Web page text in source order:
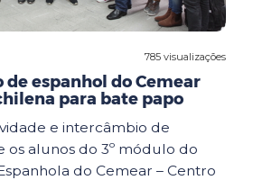
785 visualizações
de espanhol do Cemear
para bate papo
e intercâmbio de
os alunos do 3º módulo do
do Cemear – Centro